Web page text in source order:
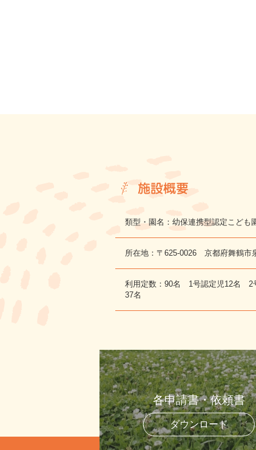
施設概要
類型・園名：幼保連携型認定こど
所在地：〒625-0026 京都府舞鶴市
利用定数：90名 1号認定児12名 2
37名
各申請書・依頼書
ダウンロード